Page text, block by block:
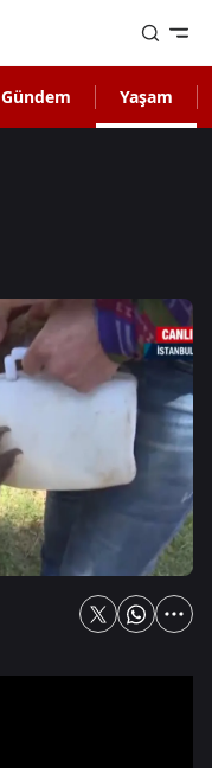
Gündem Yaşam